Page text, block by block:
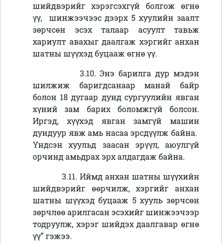
шийдвэрийг хэрэгсэхгүй болгож өгнө
үү, шинжээчээс дээрх 5 хуулийн заалт
зөрчсөн эсэх талаар асуулт тавьж
хариулт авахыг даалгаж хэргийг анхан
шатны шүүхэд буцааж өгнө үү.
3.10. Энэ барилга дур мэдэн
шилжиж баригдсанаар манай байр
болон 18 дугаар дунд сургуулийн явган
хүний зам барих боломжгүй болсон.
Иргэд, хүүхэд явган замгүй машин
дундуур явж амь насаа эрсдүүлж байна.
Үндсэн хуульд заасан эрүүл, аюулгүй
орчинд амьдрах эрх алдагдаж байна.
3.11. Иймд анхан шатны шүүхийн
шийдвэрийг өөрчилж, хэргийг анхан
шатны шүүхэд буцааж 5 хууль зөрчсөн
зөрчлөө арилгасан эсэхийг шинжээчээр
тодруулж, хэрэг шийдэх даалгавар өгнө
үү” гэжээ.